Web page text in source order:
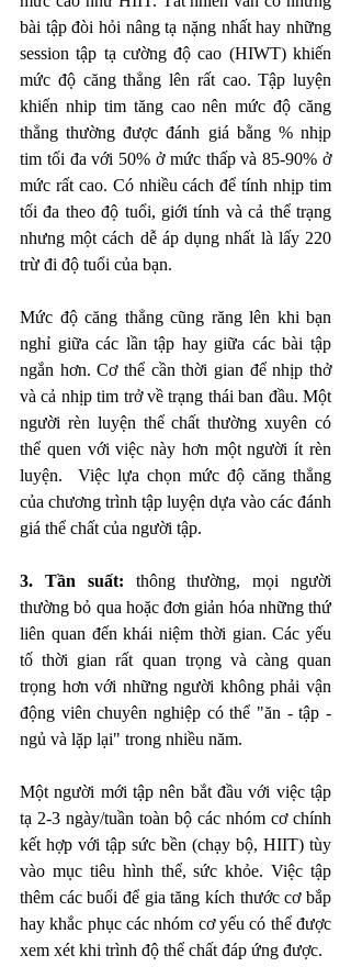
bài tập đòi hỏi nâng tạ nặng nhất hay những
session tập tạ cường độ cao (HIWT) khiến
mức độ căng thẳng lên rất cao. Tập luyện
khiến nhip tim tăng cao nên mức độ căng
thẳng thường được đánh giá bằng % nhịp
tim tối đa với 50% ở mức thấp và 85-90% ở
mức rất cao. Có nhiều cách để tính nhịp tim
tối đa theo độ tuổi, giới tính và cả thể trạng
nhưng một cách dễ áp dụng nhất là lấy 220
trừ đi độ tuổi của bạn.
Mức độ căng thẳng cũng răng lên khi bạn
nghỉ giữa các lần tập hay giữa các bài tập
ngắn hơn. Cơ thể cần thời gian để nhịp thở
và cả nhịp tim trở về trạng thái ban đầu. Một
người rèn luyện thể chất thường xuyên có
thể quen với việc này hơn một người ít rèn
luyện.  Việc lựa chọn mức độ căng thẳng
của chương trình tập luyện dựa vào các đánh
giá thể chất của người tập.
3. Tần suất: thông thường, mọi người
thường bỏ qua hoặc đơn giản hóa những thứ
liên quan đến khái niệm thời gian. Các yếu
tố thời gian rất quan trọng và càng quan
trọng hơn với những người không phải vận
động viên chuyên nghiệp có thể "ăn - tập -
ngủ và lặp lại" trong nhiều năm.
Một người mới tập nên bắt đầu với việc tập
tạ 2-3 ngày/tuần toàn bộ các nhóm cơ chính
kết hợp với tập sức bền (chạy bộ, HIIT) tùy
vào mục tiêu hình thể, sức khỏe. Việc tập
thêm các buổi để gia tăng kích thước cơ bắp
hay khắc phục các nhóm cơ yếu có thể được
xem xét khi trình độ thể chất đáp ứng được.